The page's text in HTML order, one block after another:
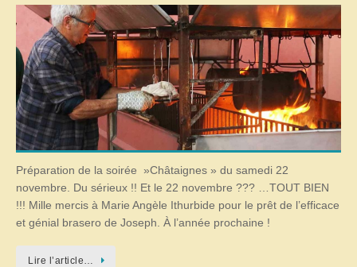
Préparation de la soirée »Châtaignes » du samedi 22
novembre. Du sérieux !! Et le 22 novembre ??? …TOUT BIEN
!!! Mille mercis à Marie Angèle Ithurbide pour le prêt de l’efficace
et génial brasero de Joseph. À l’année prochaine !
Lire l’article…